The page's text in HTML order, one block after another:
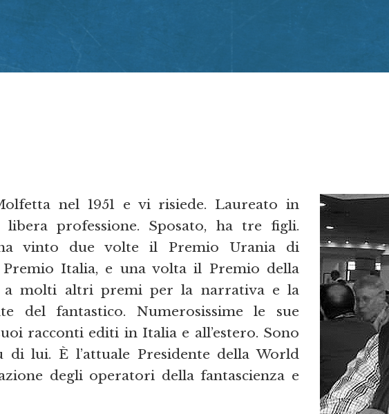
nel 1951 e vi risiede. Laureato in
professione. Sposato, ha tre figli.
ha vinto due volte il Premio Urania di
Italia, e una volta il Premio della
a molti altri premi per la narrativa e la
del fantastico. Numerosissime le sue
racconti editi in Italia e all’estero. Sono
lui. È l’attuale Presidente della World
degli operatori della fantascienza e